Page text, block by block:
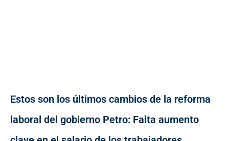
Estos son los últimos cambios de la reforma
laboral del gobierno Petro: Falta aumento